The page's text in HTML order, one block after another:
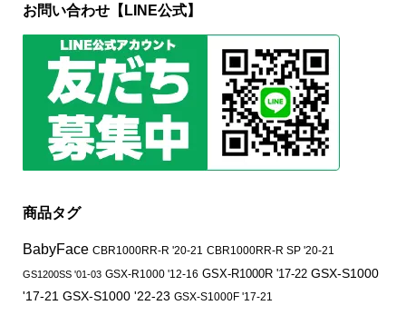
お問い合わせ【LINE公式】
商品タグ
BabyFace CBR1000RR-R '20-21 CBR1000RR-R SP '20-21
GS1200SS '01-03 GSX-R1000 '12-16 GSX-R1000R '17-22 GSX-S1000
'17-21 GSX-S1000 '22-23 GSX-S1000F '17-21